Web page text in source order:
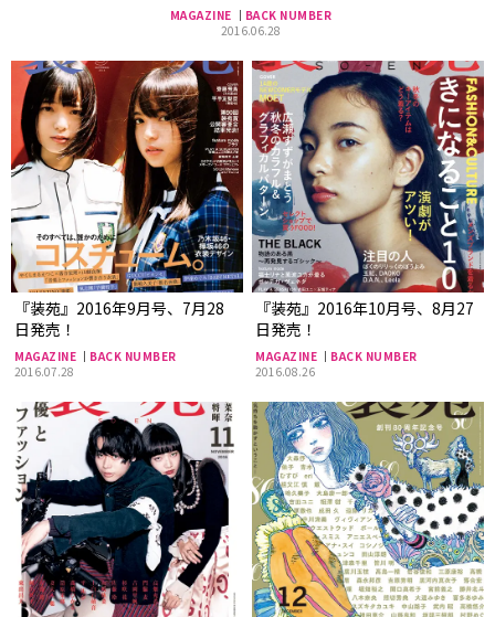
MAGAZINE
BACK NUMBER
2016.06.28
『装苑』2016年9月号、7月28
日発売！
MAGAZINE
BACK NUMBER
2016.07.28
『装苑』2016年10月号、8月27
日発売！
MAGAZINE
BACK NUMBER
2016.08.26